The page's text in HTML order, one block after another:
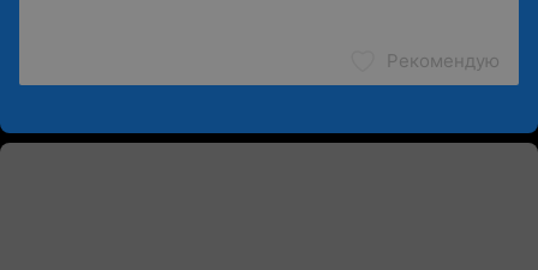
Рекомендую